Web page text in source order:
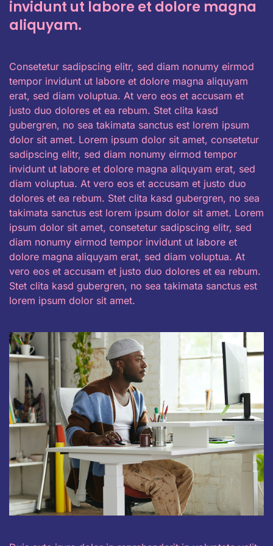
invidunt ut labore et dolore magna
aliquyam.
Consetetur sadipscing elitr, sed diam nonumy eirmod
tempor invidunt ut labore et dolore magna aliquyam
erat, sed diam voluptua. At vero eos et accusam et
justo duo dolores et ea rebum. Stet clita kasd
gubergren, no sea takimata sanctus est lorem ipsum
dolor sit amet. Lorem ipsum dolor sit amet, consetetur
sadipscing elitr, sed diam nonumy eirmod tempor
invidunt ut labore et dolore magna aliquyam erat, sed
diam voluptua. At vero eos et accusam et justo duo
dolores et ea rebum. Stet clita kasd gubergren, no sea
takimata sanctus est lorem ipsum dolor sit amet. Lorem
ipsum dolor sit amet, consetetur sadipscing elitr, sed
diam nonumy eirmod tempor invidunt ut labore et
dolore magna aliquyam erat, sed diam voluptua. At
vero eos et accusam et justo duo dolores et ea rebum.
Stet clita kasd gubergren, no sea takimata sanctus est
lorem ipsum dolor sit amet.